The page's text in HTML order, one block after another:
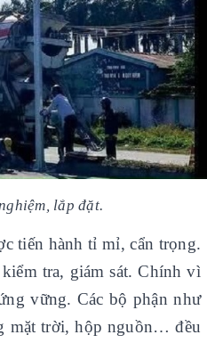
lắp đặt.
tiến hành tỉ mỉ, cẩn trọng.
tra, giám sát. Chính vì
vững. Các bộ phận như
mặt trời, hộp nguồn… đều